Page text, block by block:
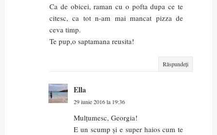
Ca de obicei, raman cu o pofta dupa ce te
citesc, ca tot n-am mai mancat pizza de
ceva timp.
Te pup,o saptamana reusita!
Răspundeți
Ella
29 iunie 2016 la 19:36
Mulțumesc, Georgia!
E un scump și e super haios cum te